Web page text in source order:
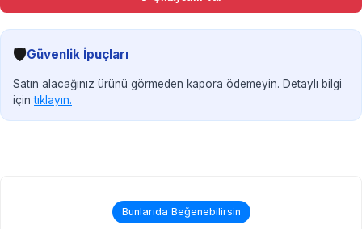
🛡️Güvenlik İpuçları
Satın alacağınız ürünü görmeden kapora ödemeyin. Detaylı bilgi
içintıklayın.
Bunlarıda Beğenebilirsin